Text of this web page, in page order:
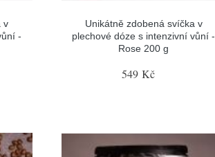
v
-
Unikátně zdobená svíčka v
plechové dóze s intenzivní vůní -
Rose 200 g
549 Kč